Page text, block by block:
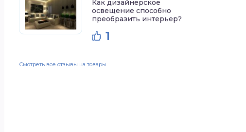
Как дизайнерское
освещение способно
преобразить интерьер?
1
Смотреть все отзывы на товары